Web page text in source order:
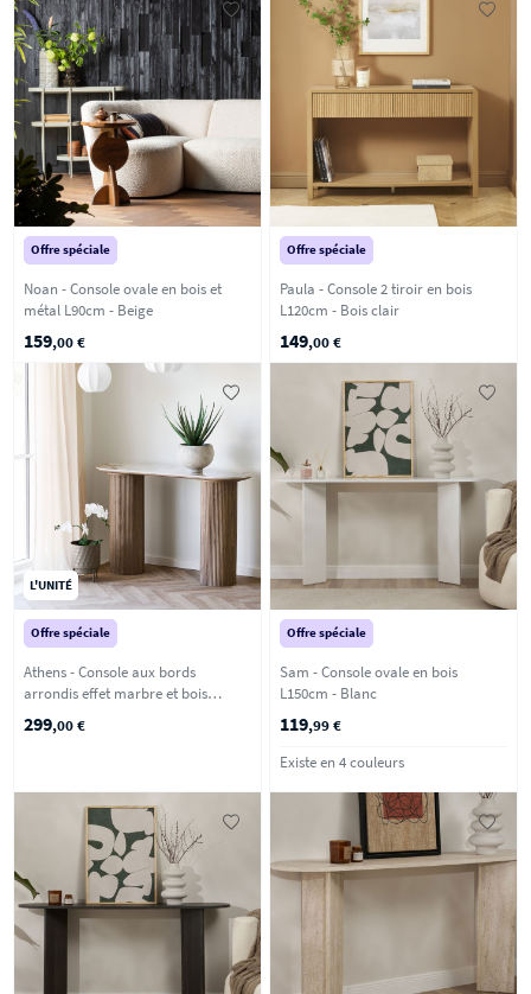
Offre spéciale
Noan - Console ovale en bois et
métal L90cm - Beige
159,00 €
Offre spéciale
Paula - Console 2 tiroir en bois
L120cm - Bois clair
149,00 €
L'UNITÉ
Offre spéciale
Athens - Console aux bords
arrondis effet marbre et bois
299,00 €
Offre spéciale
Sam - Console ovale en bois
L150cm - Blanc
119,99 €
Existe en 4 couleurs